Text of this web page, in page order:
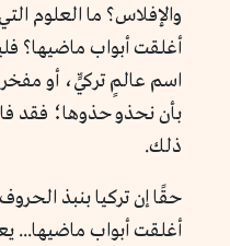
والإفلاس؟ ما العلوم
أغلقت أبواب ماضيها؟
اسم عالمٍ تركيٍّ، أو
بأن نحذو حذوها؛ فقد
ذلك.
حقًا إن تركيا بنبذ
أغلقت أبواب ماضيها...